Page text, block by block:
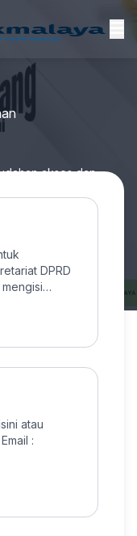
akses dan
DPRD
atau
: